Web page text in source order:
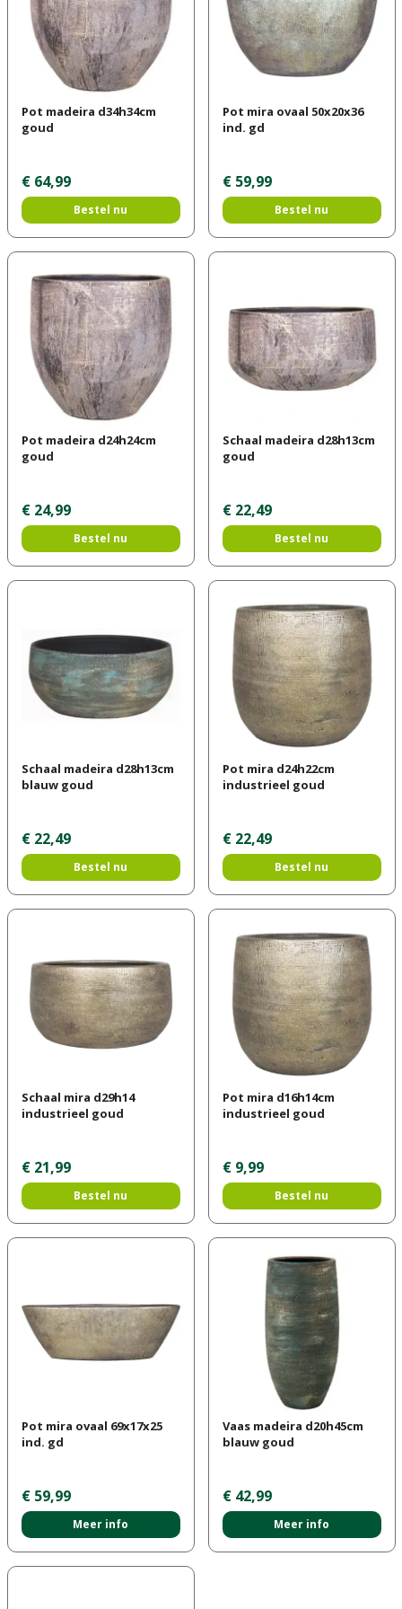
Pot madeira d34h34cm
goud
€ 64,99
Bestel nu
Pot mira ovaal 50x20x36
ind. gd
€ 59,99
Bestel nu
Pot madeira d24h24cm
goud
€ 24,99
Bestel nu
Schaal madeira d28h13cm
goud
€ 22,49
Bestel nu
Schaal madeira d28h13cm
blauw goud
€ 22,49
Bestel nu
Pot mira d24h22cm
industrieel goud
€ 22,49
Bestel nu
Schaal mira d29h14
industrieel goud
€ 21,99
Bestel nu
Pot mira d16h14cm
industrieel goud
€ 9,99
Bestel nu
Pot mira ovaal 69x17x25
ind. gd
€ 59,99
Meer info
Vaas madeira d20h45cm
blauw goud
€ 42,99
Meer info